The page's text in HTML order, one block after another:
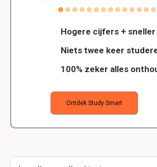
Hogere cijfers +
Niets twee keer
100% zeker alles
Ontdek Study Smart